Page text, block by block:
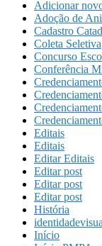
Adicionar
Adoção de
Cadastro
Coleta Seletiva
Concurso
Conferência
Editais
Editais
Editar Editais
Editar post
Editar post
Editar post
História
Início